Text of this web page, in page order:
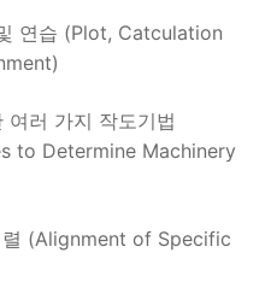
연습 (Plot, Catculation
여러 가지 작도기법
to Determine Machinery
렬 (Alignment of Specific